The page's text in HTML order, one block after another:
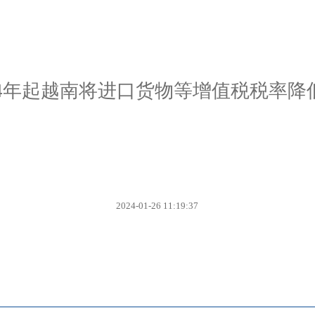
年起越南将进口货物等增值税税率降
2024-01-26 11:19:37